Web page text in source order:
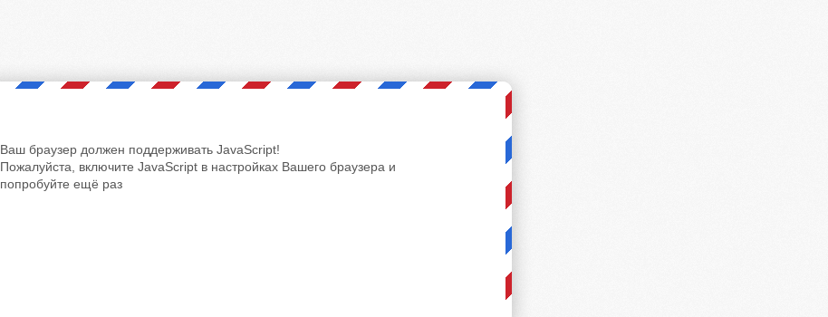
Ваш браузер должен поддерживать JavaScript!
Пожалуйста, включите JavaScript в настройках Вашего браузера и
попробуйте ещё раз